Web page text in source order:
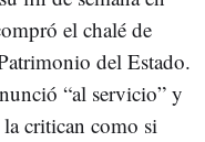
el chalé de
del Estado.
“al servicio” y
la critican como si